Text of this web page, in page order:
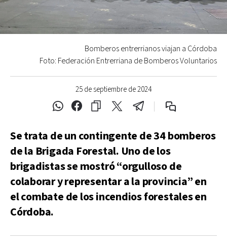
25 de septiembre de 2024
Bomberos entrerrianos viajan a Córdoba
Foto: Federación Entrerriana de Bomberos Voluntarios
Se trata de un contingente de 34 bomberos
de la Brigada Forestal. Uno de los
brigadistas se mostró “orgulloso de
colaborar y representar a la provincia” en
el combate de los incendios forestales en
Córdoba.